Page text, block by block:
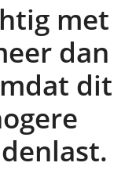
met
dan
dit